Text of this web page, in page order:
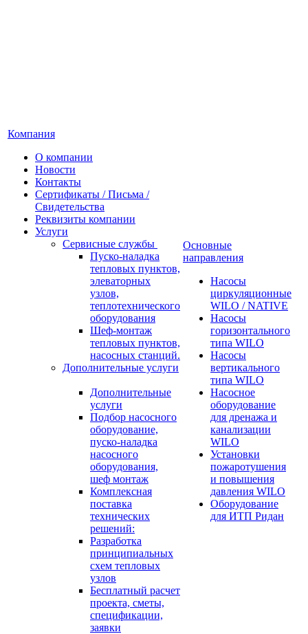
Компания
О компании
Новости
Контакты
Сертификаты / Письма /
Свидетельства
Реквизиты компании
Услуги
Сервисные службы
Пуско-наладка
тепловых пунктов,
элеваторных
узлов,
теплотехнического
оборудования
Шеф-монтаж
тепловых пунктов,
насосных станций.
Дополнительные услуги
Дополнительные
услуги
Подбор насосного
оборудование,
пуско-наладка
насосного
оборудования,
шеф монтаж
Комплексная
поставка
технических
решений:
Разработка
принципиальных
схем тепловых
узлов
Бесплатный расчет
проекта, сметы,
спецификации,
заявки
Основные
направления
Насосы
циркуляционные
WILO / NATIVE
Насосы
горизонтального
типа WILO
Насосы
вертикального
типа WILO
Насосное
оборудование
для дренажа и
канализации
WILO
Установки
пожаротушения
и повышения
давления WILO
Оборудование
для ИТП Ридан